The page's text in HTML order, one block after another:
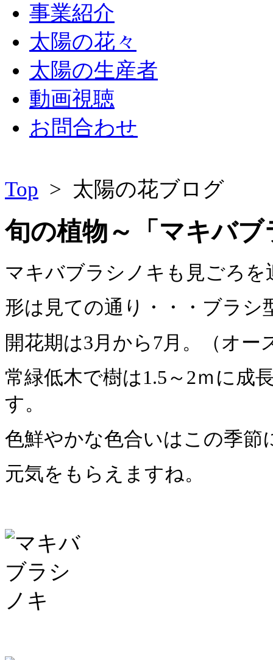
事業紹介
太陽の花々
太陽の生産者
動画視聴
お問合わせ
Top > 太陽の花ブログ
旬の植物～「マキバブ
マキバブラシノキも見ごろを
形は見ての通り・・・ブラシ
開花期は3月から7月。（オー
常緑低木で樹は1.5～2ｍに成
す。
色鮮やかな色合いはこの季節
元気をもらえますね。